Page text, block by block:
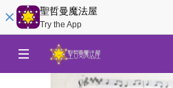
聖哲曼魔法屋
Try the App